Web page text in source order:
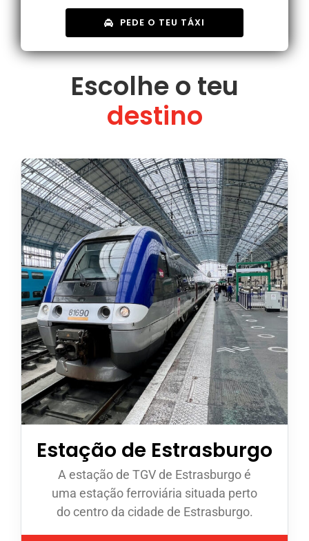
PEDE O TEU TÁXI
Escolhe o teu
destino
Estação de Estrasburgo
A estação de TGV de Estrasburgo é
uma estação ferroviária situada perto
do centro da cidade de Estrasburgo.